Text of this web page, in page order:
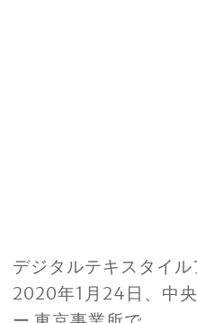
デジタルテキスタイ
2020年1月24日、中